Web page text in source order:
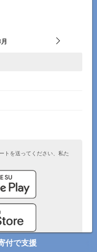
トを送ってください、私た
付で支援